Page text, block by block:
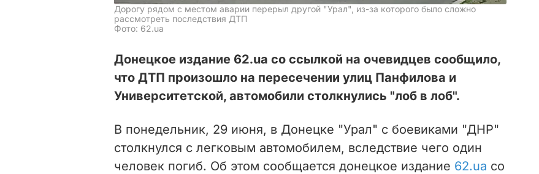
Дорогу рядом с местом аварии перерыл другой "Урал", из-за которого было сложно
рассмотреть последствия ДТП
Фото: 62.ua
Донецкое издание 62.ua со ссылкой на очевидцев сообщило,
что ДТП произошло на пересечении улиц Панфилова и
Университетской, автомобили столкнулись "лоб в лоб".
В понедельник, 29 июня, в Донецке "Урал" с боевиками "ДНР"
столкнулся с легковым автомобилем, вследствие чего один
человек погиб. Об этом сообщается донецкое издание 62.ua со